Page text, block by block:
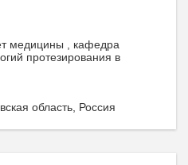
медицины , кафедра
протезирования в
область, Россия